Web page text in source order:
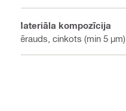
Materiāla kompozīcija
Tērauds, cinkots (min 5 µm)